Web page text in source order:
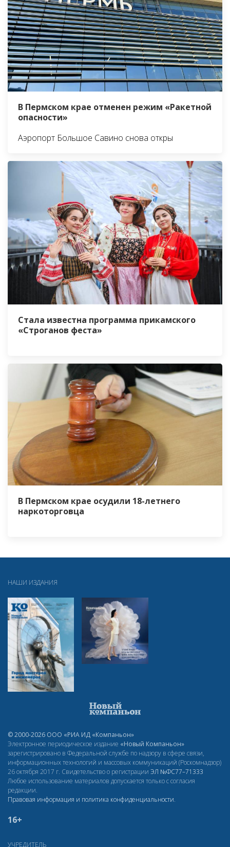
В Пермском крае отменен режим «Ракетной
опасности»
Аэропорт Большое Савино снова откры
Стала известна программа прикамского
«Строганов феста»
В Пермском крае осудили 18-летнего
наркоторговца
НАШИ ИЗДАНИЯ
© 2000-2026 ООО «РИА ИД «Компаньон»
Электронное периодическое издание «Новый Компаньон»
зарегистрировано в Федеральной службе по надзору в сфере связи,
информационных технологий и массовых коммуникаций (Роскомнадзор)
26 октября 2017 г. Свидетельство о регистрации ЭЛ №ФС77–71333
Любое использование материалов допускается только с согласия
редакции.
Правовая информация и политика конфиденциальности.
16+
УЧРЕДИТЕЛЬ